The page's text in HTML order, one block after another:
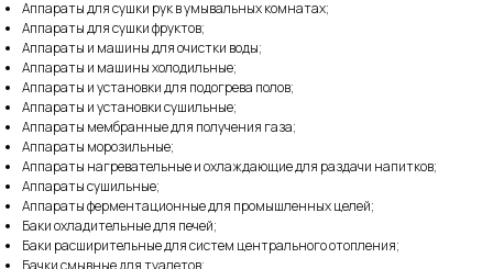
Аппараты для сушки рук в умывальных комнатах;
Аппараты для сушки фруктов;
Аппараты и машины для очистки воды;
Аппараты и машины холодильные;
Аппараты и установки для подогрева полов;
Аппараты и установки сушильные;
Аппараты мембранные для получения газа;
Аппараты морозильные;
Аппараты нагревательные и охлаждающие для раздачи напитков;
Аппараты сушильные;
Аппараты ферментационные для промышленных целей;
Баки охладительные для печей;
Баки расширительные для систем центрального отопления;
Бачки смывные для туалетов;